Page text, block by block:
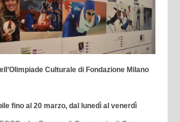
Culturale di Fondazione Milano
fino al 20 marzo, dal lunedì al venerdì